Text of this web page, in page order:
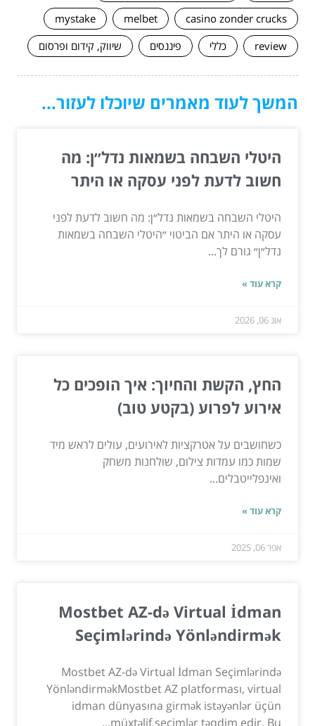
casino zonder crucks
melbet
mystake
review
כללי פיננסים שיווק, קידום ופרסום
המשך לעוד מאמרים שיוכלו לעזור...
היטלי השבחה בשמאות נדל״ן: מה
חשוב לדעת לפני עסקה או היתר
היטלי השבחה בשמאות נדל״ן: מה חשוב לדעת לפני
עסקה או היתר אם הביטוי ״היטלי השבחה בשמאות
נדל״ן״ גורם לך...
קרא עוד »
אוג 06, 2026
החץ, הקשת והחיוך: איך הופכים כל
אירוע לפרוע (בקטע טוב)
כשחושבים על אטרקציות לאירועים, עולים לראש מיד
שמות כמו עמדות צילום, שולחנות משחק
ואינפלייטבלים...
קרא עוד »
אפר 06, 2025
Mostbet AZ-də Virtual İdman
Seçimlərində Yönləndirmək
Mostbet AZ-də Virtual İdman Seçimlərində
YönləndirməkMostbet AZ platforması, virtual
idman dünyasına girmək istəyənlər üçün
müxtəlif seçimlər təqdim edir. Bu...